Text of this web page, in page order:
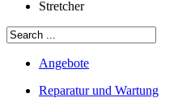
Stretcher
Angebote
Reparatur und Wartung